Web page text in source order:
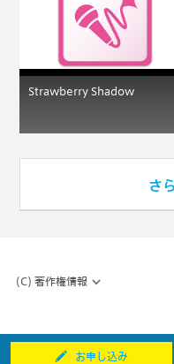
Strawberry Shadow
(C) 著作権情報
お申し込み